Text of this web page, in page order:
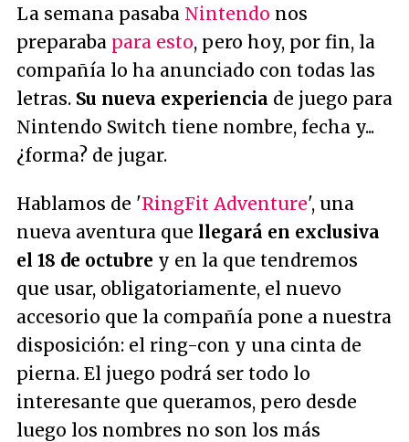
La semana pasaba Nintendo nos
preparaba para esto, pero hoy, por fin, la
compañía lo ha anunciado con todas las
letras. Su nueva experiencia de juego para
Nintendo Switch tiene nombre, fecha y...
¿forma? de jugar.
Hablamos de 'RingFit Adventure', una
nueva aventura que llegará en exclusiva
el 18 de octubre y en la que tendremos
que usar, obligatoriamente, el nuevo
accesorio que la compañía pone a nuestra
disposición: el ring-con y una cinta de
pierna. El juego podrá ser todo lo
interesante que queramos, pero desde
luego los nombres no son los más